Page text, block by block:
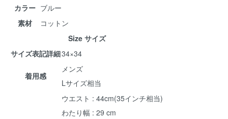
カラー ブルー
素材
コットン
Size サイズ
サイズ表記詳細34×34
着用感
メンズ
Lサイズ相当
ウエスト : 44cm(35インチ相当)
わたり幅 : 29 cm